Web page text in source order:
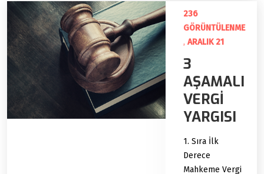
236
GÖRÜNTÜLENME
, ARALIK 21
3
AŞAMALI
VERGİ
YARGISI
1. Sıra İlk
Derece
Mahkeme Vergi